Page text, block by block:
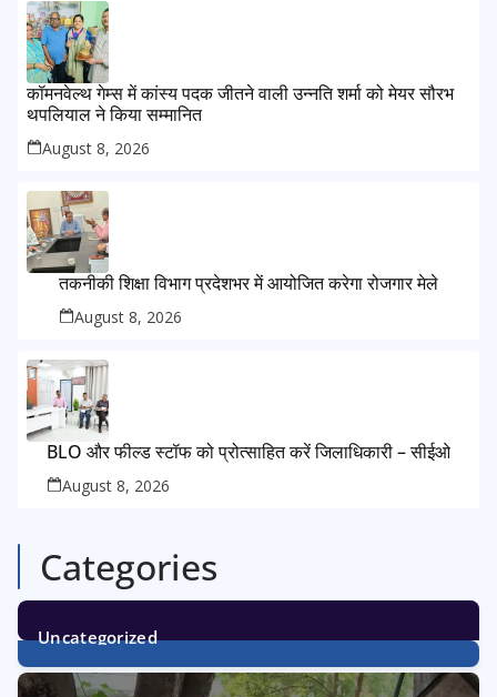
कॉमनवेल्थ गेम्स में कांस्य पदक जीतने वाली उन्नति शर्मा को मेयर सौरभ
थपलियाल ने किया सम्मानित
August 8, 2026
तकनीकी शिक्षा विभाग प्रदेशभर में आयोजित करेगा रोजगार मेले
August 8, 2026
BLO और फील्ड स्टॉफ को प्रोत्साहित करें जिलाधिकारी – सीईओ
August 8, 2026
Categories
Uncategorized
1Post